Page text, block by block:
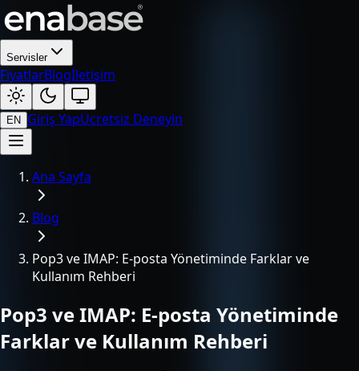
Servisler
FiyatlarBlogİletişim
EN Giriş YapÜcretsiz Deneyin
Ana Sayfa
Blog
Pop3 ve IMAP: E-posta Yönetiminde Farklar ve
Kullanım Rehberi
Pop3 ve IMAP: E-posta Yönetiminde
Farklar ve Kullanım Rehberi